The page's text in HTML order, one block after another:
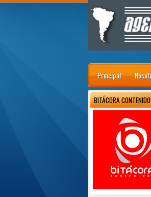
Principal
BITÁCORA